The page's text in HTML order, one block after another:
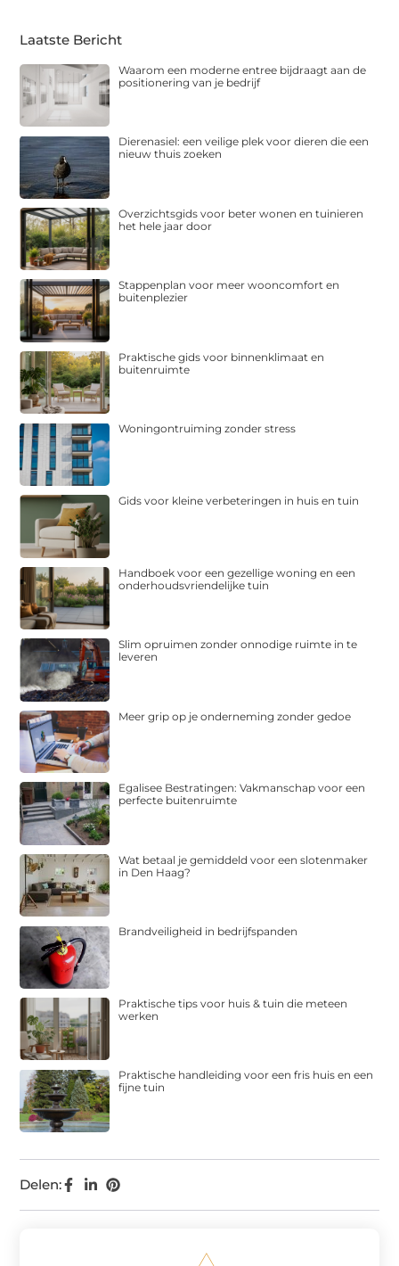
Delen:
Laatste Bericht
Waarom een moderne entree bijdraagt aan de
positionering van je bedrijf
Dierenasiel: een veilige plek voor dieren die een
nieuw thuis zoeken
Overzichtsgids voor beter wonen en tuinieren
het hele jaar door
Stappenplan voor meer wooncomfort en
buitenplezier
Praktische gids voor binnenklimaat en
buitenruimte
Woningontruiming zonder stress
Gids voor kleine verbeteringen in huis en tuin
Handboek voor een gezellige woning en een
onderhoudsvriendelijke tuin
Slim opruimen zonder onnodige ruimte in te
leveren
Meer grip op je onderneming zonder gedoe
Egalisee Bestratingen: Vakmanschap voor een
perfecte buitenruimte
Wat betaal je gemiddeld voor een slotenmaker
in Den Haag?
Brandveiligheid in bedrijfspanden
Praktische tips voor huis & tuin die meteen
werken
Praktische handleiding voor een fris huis en een
fijne tuin